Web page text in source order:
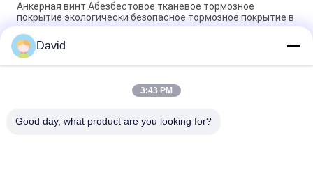
Анкерная винт Абезбестовое тканевое тормозное
покрытие экологически безопасное тормозное покрытие в
ролике
Уиндласс Сахарная мельница Асбест свободная
тормозная подкладка для строительных машин
Гибкий промышленный материал трения асбест свободная
David
3:43 PM
Good day, what product are you looking for?